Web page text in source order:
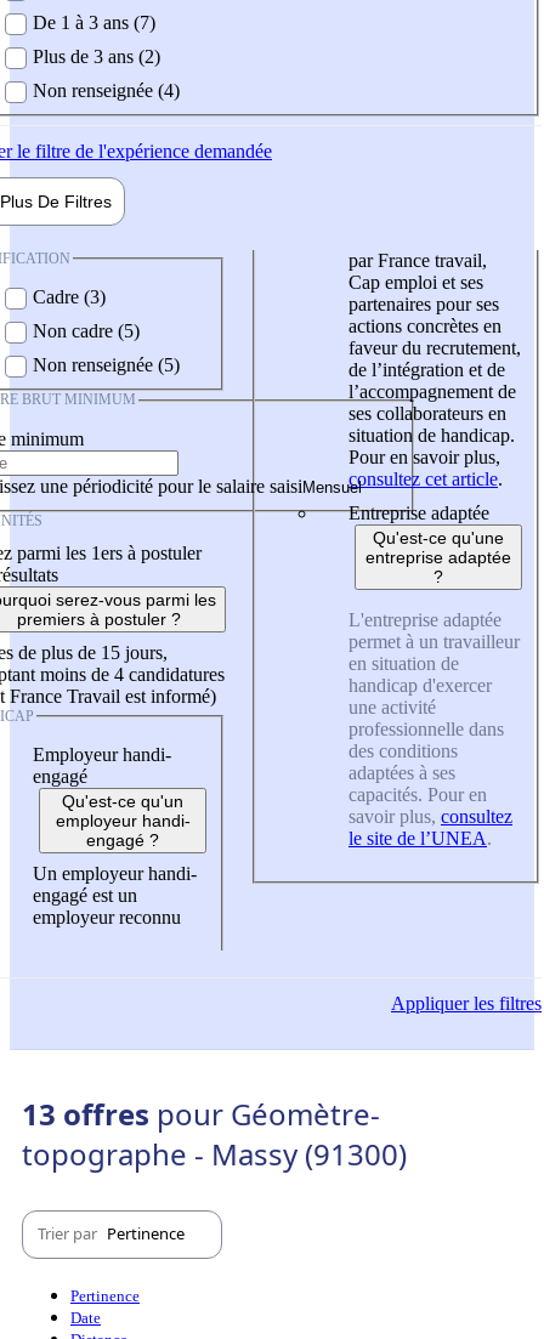
De 1 à 3 ans (7)
Plus de 3 ans (2)
Non renseignée (4)
le filtre de l'expérience demandée
Plus De Filtres
Cadre (3)
Non cadre (5)
Non renseignée (5)
BRUT MINIMUM
minimum
une périodicité pour le salaire saisi
parmi les 1ers à postuler
serez-vous parmi les
premiers à postuler ?
de plus de 15 jours,
moins de 4 candidatures
France Travail est informé)
Employeur handi-
engagé
Qu'est-ce qu'un
employeur handi-
engagé ?
Un employeur handi-
engagé est un
employeur reconnu
par France travail,
Cap emploi et ses
partenaires pour ses
actions concrètes en
faveur du recrutement,
de l’intégration et de
l’accompagnement de
ses collaborateurs en
situation de handicap.
Pour en savoir plus,
consultez cet article.
Entreprise adaptée
Qu'est-ce qu'une
entreprise adaptée
?
L'entreprise adaptée
permet à un travailleur
en situation de
handicap d'exercer
une activité
professionnelle dans
des conditions
adaptées à ses
capacités. Pour en
savoir plus, consultez
le site de l’UNEA.
Appliquerles filtres
13 offres pour Géomètre-
topographe - Massy (91300)
Trier par Pertinence
Pertinence
Date